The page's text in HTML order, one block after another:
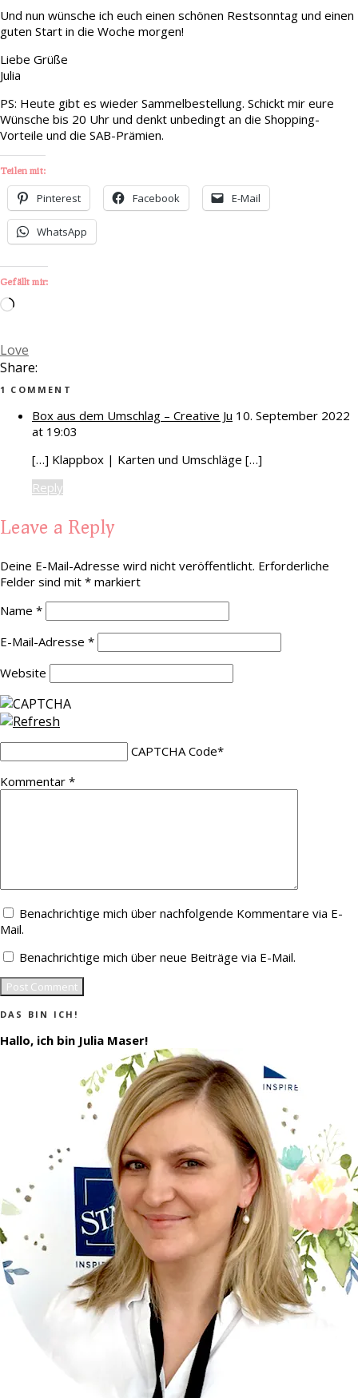
Und nun wünsche ich euch einen schönen Restsonntag und einen
guten Start in die Woche morgen!
Liebe Grüße
Julia
PS: Heute gibt es wieder Sammelbestellung. Schickt mir eure
Wünsche bis 20 Uhr und denkt unbedingt an die Shopping-
Vorteile und die SAB-Prämien.
Teilen mit:
Pinterest Facebook E-Mail
WhatsApp
Gefällt mir:
Wird
Love
Share:
1 COMMENT
Box aus dem Umschlag – Creative Ju 10. September 2022
at 19:03
[…] Klappbox | Karten und Umschläge […]
Reply
Leave a Reply
Deine E-Mail-Adresse wird nicht veröffentlicht. Erforderliche
Felder sind mit * markiert
Name *
E-Mail-Adresse *
Website
CAPTCHA Code*
Kommentar *
Benachrichtige mich über nachfolgende Kommentare via E-
Mail.
Benachrichtige mich über neue Beiträge via E-Mail.
DAS BIN ICH!
Hallo, ich bin Julia Maser!